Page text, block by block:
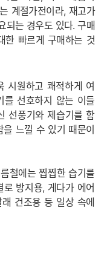
계절가전이라, 재고가
되는 경우도 있다. 구매
한 빠르게 구매하는 것
시원하고 쾌적하게 여
를 선호하지 않는 이들
선풍기와 제습기를 함
느낄 수 있기 때문이
철에는 찝찝한 습기를
방지용, 게다가 에어
건조용 등 일상 속에